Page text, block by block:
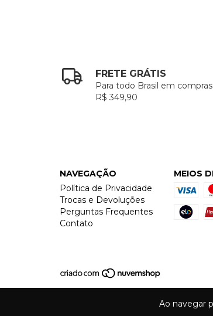
Ao navegar
FRETE GRÁTIS
Para todo Brasil em
R$ 349,90
NAVEGAÇÃO
Política de Privacidade
Trocas e Devoluções
Perguntas Frequentes
Contato
MEIOS